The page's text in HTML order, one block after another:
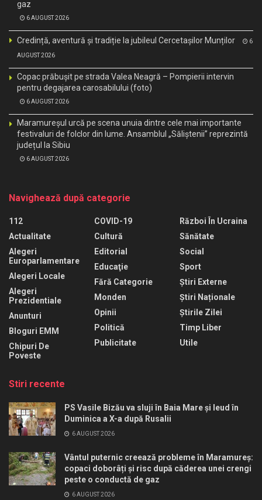
gaz
6 AUGUST 2026
Credință, aventură și tradiție la jubileul Cercetașilor Munților 6
AUGUST 2026
Copac prăbușit pe strada Valea Neagră – Pompierii intervin
pentru degajarea carosabilului (foto)
6 AUGUST 2026
Maramureșul urcă pe scena unuia dintre cele mai importante
festivaluri de folclor din lume. Ansamblul „Săliștenii” reprezintă
județul la Sibiu
6 AUGUST 2026
Navighează după categorie
112
Actualitate
Alegeri
Europarlamentare
Alegeri Locale
Alegeri
Prezidentiale
Anunturi
Bloguri EMM
Chipuri De
Poveste
COVID-19
Cultură
Editorial
Educaţie
Fără Categorie
Monden
Opinii
Politică
Publicitate
Război În Ucraina
Sănătate
Social
Sport
Știri Externe
Știri Naționale
Știrile Zilei
Timp Liber
Utile
Stiri recente
PS Vasile Bizău va sluji în Baia Mare și Ieud în
Duminica a X-a după Rusalii
6 AUGUST 2026
Vântul puternic creează probleme în Maramureș:
copaci doborâți și risc după căderea unei crengi
peste o conductă de gaz
6 AUGUST 2026